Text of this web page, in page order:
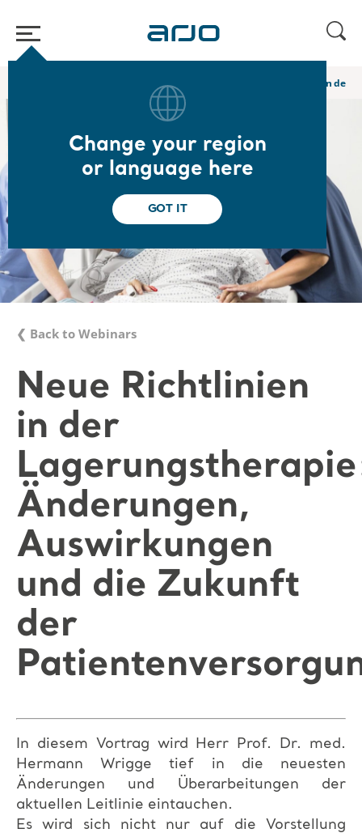
Change your region
or language here
GOT IT
Academy webinars & e-learnings Neue Richtlinien in der
❮ Back to Webinars
Neue Richtlinien
in der
Änderungen,
Auswirkungen
und die Zukunft
der
In diesem Vortrag wird Herr Prof. Dr. med.
Hermann Wrigge tief in die neuesten
Änderungen und Überarbeitungen der
aktuellen Leitlinie eintauchen.
Es wird sich nicht nur auf die Vorstellung